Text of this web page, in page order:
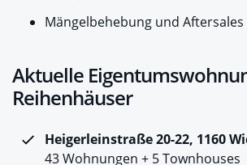
Mängelbehebung und Aftersales
Aktuelle
Reihenhäuser
Heigerleinstraße 20-22, 1160
43 Wohnungen + 5 Townhouses